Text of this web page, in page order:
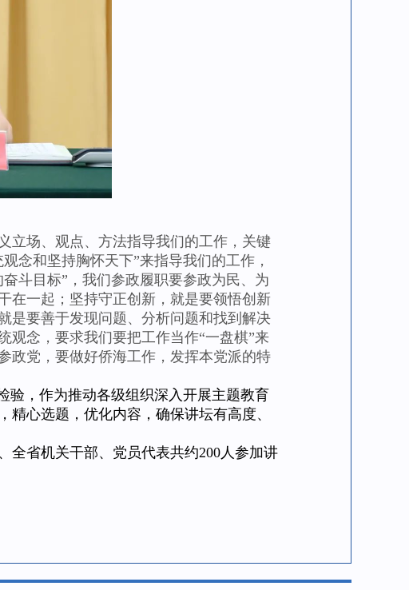
场、观点、方法指导我们的工作，关键
念和坚持胸怀天下”来指导我们的工作，
斗目标”，我们参政履职要参政为民、为
在一起；坚持守正创新，就是要领悟创新
是要善于发现问题、分析问题和找到解决
观念，要求我们要把工作当作“一盘棋”来
政党，要做好侨海工作，发挥本党派的特
，作为推动各级组织深入开展主题教育
心选题，优化内容，确保讲坛有高度、
省机关干部、党员代表共约200人参加讲